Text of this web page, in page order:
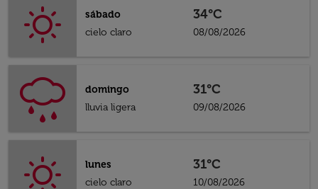
sábado
cielo claro
34°C
08/08/2026
domingo
lluvia ligera
31°C
09/08/2026
lunes
cielo claro
31°C
10/08/2026